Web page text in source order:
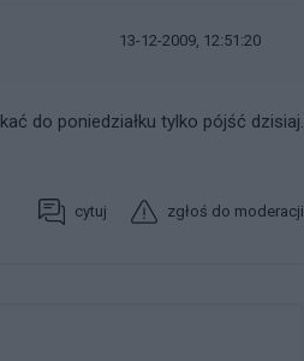
13-12-2009, 12:51:20
do poniedziałku tylko pójść dzisiaj.
cytuj zgłoś do moderacji